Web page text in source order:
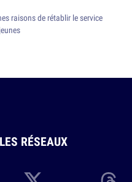
raisons de rétablir le service
LES RÉSEAUX